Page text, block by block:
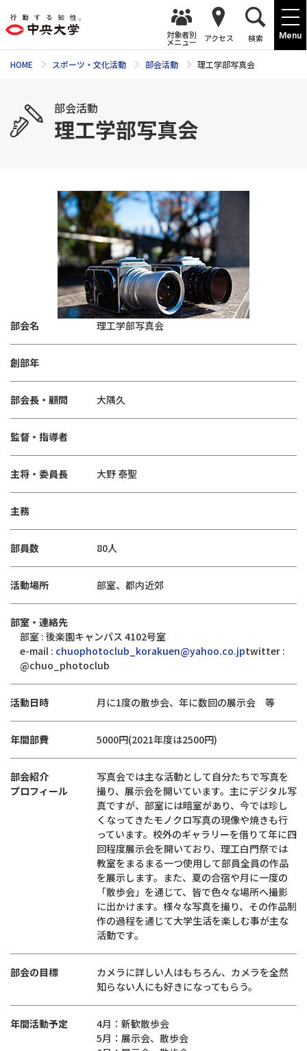
Menu
対象者別
メニュー アクセス 検索
HOME スポーツ・文化活動 部会活動 理工学部写真会
部会活動
理工学部写真会
部会名 理工学部写真会
創部年
部会長・顧問 大隅久
監督・指導者
主将・委員長 大野 泰聖
主務
部員数 80人
活動場所 部室、都内近郊
部室・連絡先
部室 : 後楽園キャンパス 4102号室
e-mail : chuophotoclub_korakuen@yahoo.co.jptwitter :
@chuo_photoclub
活動日時 月に1度の散歩会、年に数回の展示会 等
年間部費 5000円(2021年度は2500円)
部会紹介
プロフィール
写真会では主な活動として自分たちで写真を
撮り、展示会を開いています。主にデジタル写
真ですが、部室には暗室があり、今では珍し
くなってきたモノクロ写真の現像や焼きも行
っています。校外のギャラリーを借りて年に四
回程度展示会を開いており、理工白門祭では
教室をまるまる一つ使用して部員全員の作品
を展示します。また、夏の合宿や月に一度の
「散歩会」を通じて、皆で色々な場所へ撮影
に出かけます。様々な写真を撮り、その作品制
作の過程を通じて大学生活を楽しむ事が主な
活動です。
部会の目標
カメラに詳しい人はもちろん、カメラを全然
知らない人にも好きになってもらう。
年間活動予定
4月：新歓散歩会
5月：展示会、散歩会